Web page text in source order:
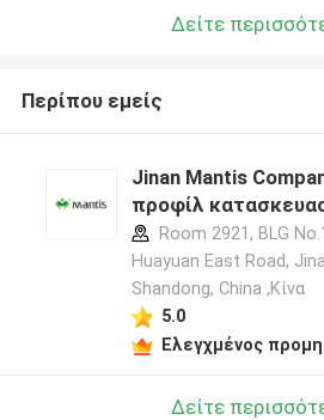
Δείτε
Περίπου εμείς
Jinan Mantis
προφίλ
Room 2921, BLG
Huayuan East Road,
Shandong, China ,Κίνα
5.0
Ελεγχμένος
Δείτε